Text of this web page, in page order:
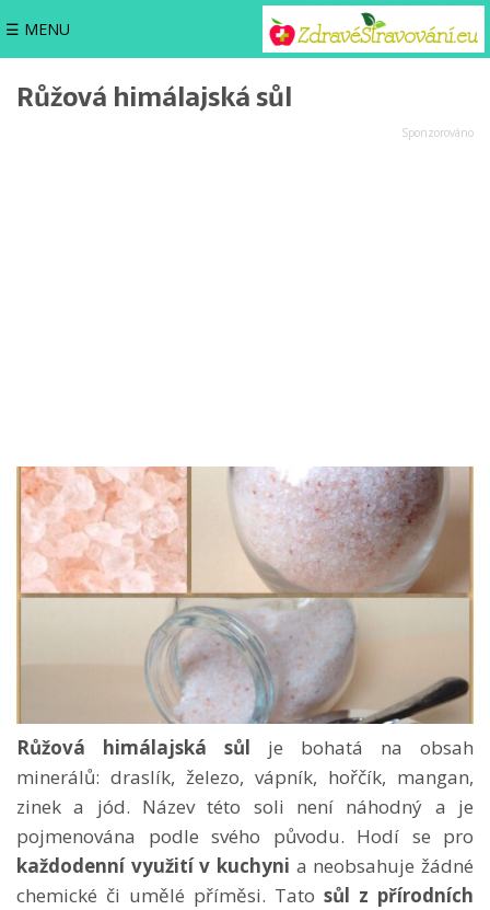
☰ MENU
Růžová himálajská sůl
Růžová himálajská sůl je bohatá na obsah
minerálů: draslík, železo, vápník, hořčík, mangan,
zinek a jód. Název této soli není náhodný a je
pojmenována podle svého původu. Hodí se pro
každodenní využití v kuchyni a neobsahuje žádné
chemické či umělé příměsi. Tato sůl z přírodních